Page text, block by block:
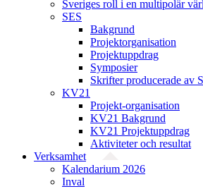
Sveriges roll i en multipolär
SES
Bakgrund
Projekt­organisation
Projektuppdrag
Symposier
Skrifter producerade av
KV21
Projekt-organisation
KV21 Bakgrund
KV21 Projektuppdrag
Aktiviteter och resultat
Verksamhet
Kalendarium 2026
Inval